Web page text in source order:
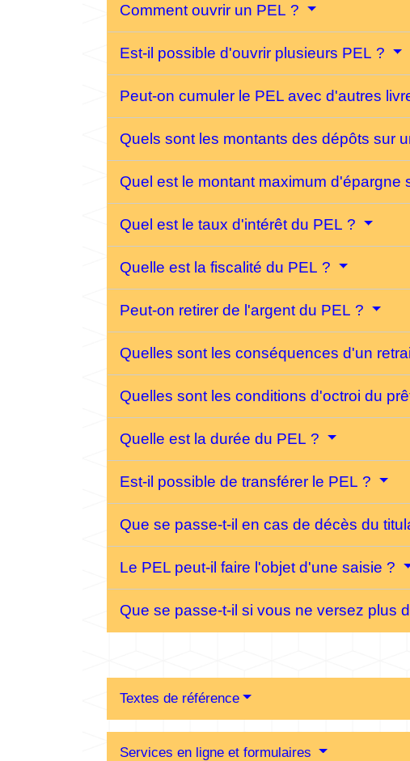
Comment ouvrir un PEL ?
Est-il possible d'ouvrir plusieurs PEL ?
Peut-on cumuler le PEL avec d'autres
Quels sont les montants des dépôts sur
Quel est le montant maximum d'épargne
Quel est le taux d'intérêt du PEL ?
Quelle est la fiscalité du PEL ?
Peut-on retirer de l'argent du PEL ?
Quelles sont les conséquences d'un
Quelles sont les conditions d'octroi du
Quelle est la durée du PEL ?
Est-il possible de transférer le PEL ?
Que se passe-t-il en cas de décès du
Le PEL peut-il faire l'objet d'une saisie ?
Que se passe-t-il si vous ne versez plus
Textes de référence
Services en ligne et formulaires